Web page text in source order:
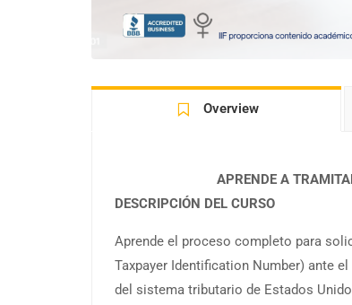
Overview
APRENDE A
DESCRIPCIÓN DEL CURSO
Aprende el proceso completo para
Taxpayer Identification Number) ante
del sistema tributario de Estados